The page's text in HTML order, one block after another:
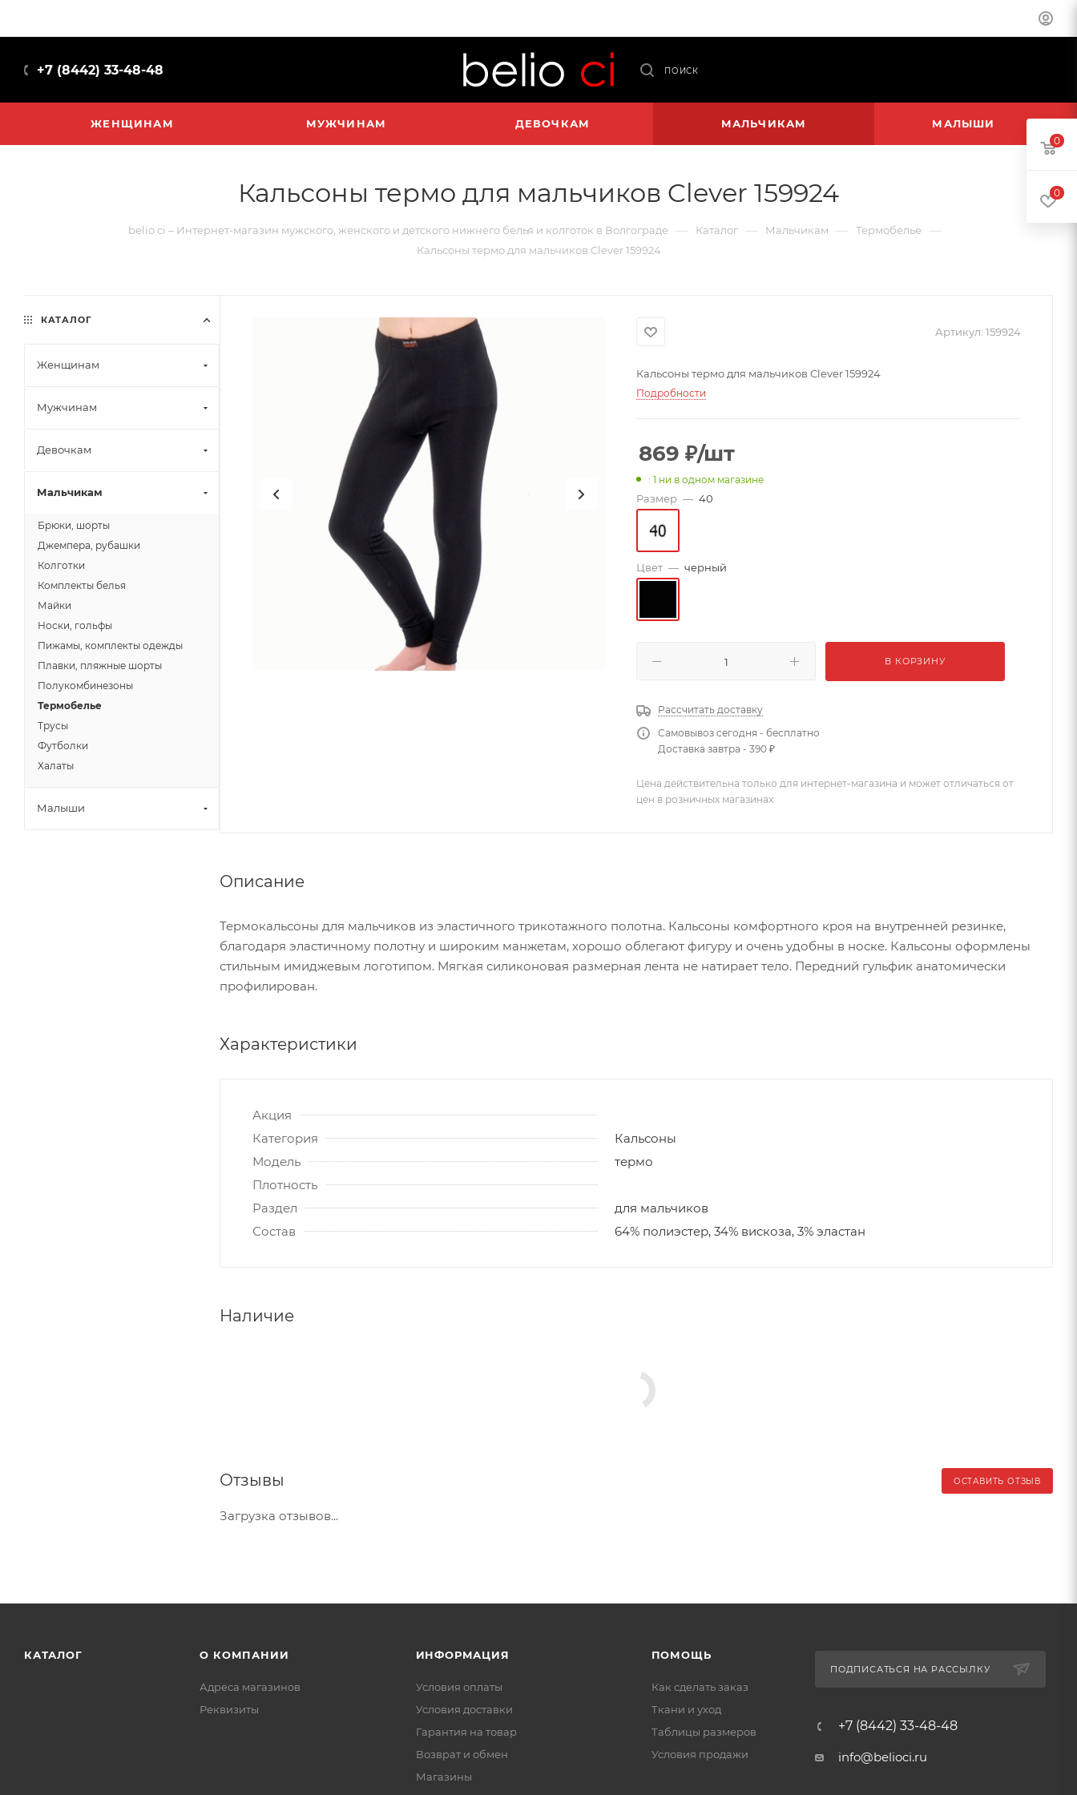
+7 (8442) 33-48-48 ПОИСК
ЖЕНЩИНАМ МУЖЧИНАМ ДЕВОЧКАМ МАЛЬЧИКАМ МАЛЫШИ
Кальсоны термо для мальчиков Clever 159924
belio ci – Интернет-магазин мужского, женского и детского нижнего белья и колготок в Волгограде — Каталог — Мальчикам — Термобелье —
Кальсоны термо для мальчиков Clever 159924
Артикул: 159924
Кальсоны термо для мальчиков Clever 159924
Подробности
869 ₽/шт
: 1 ни в одном магазине
Размер — 40
Цвет — черный
В КОРЗИНУ
Рассчитать доставку
Самовывоз сегодня - бесплатно
Доставка завтра - 390 ₽
Цена действительна только для интернет-магазина и может отличаться от
цен в розничных магазинах
Описание
Термокальсоны для мальчиков из эластичного трикотажного полотна. Кальсоны комфортного кроя на внутренней резинке,
благодаря эластичному полотну и широким манжетам, хорошо облегают фигуру и очень удобны в носке. Кальсоны оформлены
стильным имиджевым логотипом. Мягкая силиконовая размерная лента не натирает тело. Передний гульфик анатомически
профилирован.
Характеристики
Акция
Категория
Кальсоны
Модель
термо
Плотность
Раздел
для мальчиков
Состав
64% полиэстер, 34% вискоза, 3% эластан
Наличие
Отзывы ОСТАВИТЬ ОТЗЫВ
Загрузка отзывов...
КАТАЛОГ
Женщинам
Мужчинам
Девочкам
Мальчикам
Брюки, шорты
Джемпера, рубашки
Колготки
Комплекты белья
Майки
Носки, гольфы
Пижамы, комплекты одежды
Плавки, пляжные шорты
Полукомбинезоны
Термобелье
Трусы
Футболки
Халаты
Малыши
КАТАЛОГ О КОМПАНИИ
Адреса магазинов
Реквизиты
ИНФОРМАЦИЯ
Условия оплаты
Условия доставки
Гарантия на товар
Возврат и обмен
Магазины
ПОМОЩЬ
Как сделать заказ
Ткани и уход
Таблицы размеров
Условия продажи
ПОДПИСАТЬСЯ НА РАССЫЛКУ
+7 (8442) 33-48-48
info@belioci.ru
0
0